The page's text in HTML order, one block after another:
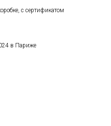
с сертификатом
в Париже